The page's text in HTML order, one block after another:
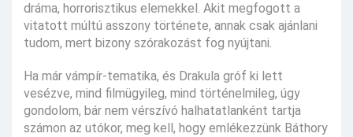
dráma, horrorisztikus elemekkel. Akit megfogott a
vitatott múltú asszony története, annak csak ajánlani
tudom, mert bizony szórakozást fog nyújtani.
Ha már vámpír-tematika, és Drakula gróf ki lett
vesézve, mind filmügyileg, mind történelmileg, úgy
gondolom, bár nem vérszívó halhatatlanként tartja
számon az utókor, meg kell, hogy emlékezzünk Báthory